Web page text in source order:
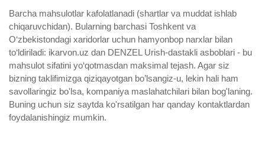
Barcha mahsulotlar kafolatlanadi (shartlar va muddat ishlab
chiqaruvchidan). Bularning barchasi Toshkent va
O‘zbekistondagi xaridorlar uchun hamyonbop narxlar bilan
to‘ldiriladi: ikarvon.uz dan DENZEL Urish-dastakli asboblari - bu
mahsulot sifatini yo‘qotmasdan maksimal tejash. Agar siz
bizning taklifimizga qiziqayotgan bo’lsangiz-u, lekin hali ham
savollaringiz bo'lsa, kompaniya maslahatchilari bilan bog'laning.
Buning uchun siz saytda ko'rsatilgan har qanday kontaktlardan
foydalanishingiz mumkin.